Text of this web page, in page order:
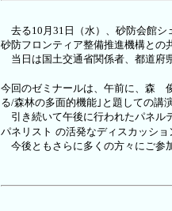
去る10月31日（水）、砂防会館シ
砂防フロンティア整備推進機構との
当日は国土交通省関係者、都道府
今回のゼミナールは、午前に、森
る/森林の多面的機能｣と題しての講
引き続いて午後に行われたパネル
パネリスト の活発なディスカッシ
今後ともさらに多くの方々にご参